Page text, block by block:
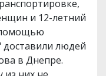
и 12-летний
доставили людей
в Днепре.